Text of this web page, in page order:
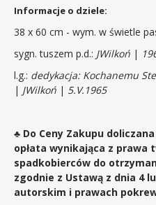
Informacje o dziele:
38 x 60 cm - wym. w świetle
sygn. tuszem p.d.: JWilkoń |
l.g.: dedykacja: Kochanemu
| JWilkoń | 5.V.1965
♣ Do Ceny Zakupu
opłata wynikająca z prawa
spadkobierców do
zgodnie z Ustawą z dnia 4
autorskim i prawach